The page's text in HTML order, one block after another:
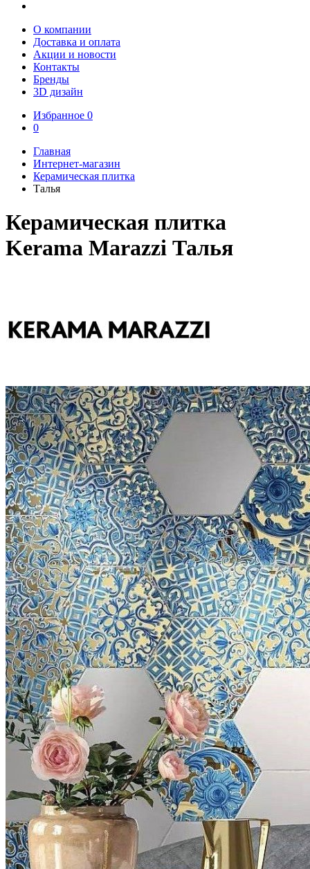
О компании
Доставка и оплата
Акции и новости
Контакты
Бренды
3D дизайн
Избранное 0
0
Главная
Интернет-магазин
Керамическая плитка
Талья
Керамическая плитка
Kerama Marazzi Талья